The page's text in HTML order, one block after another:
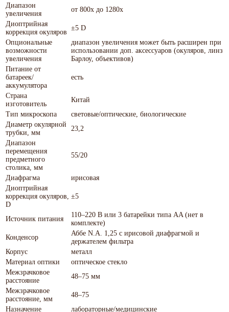
Диапазон
увеличения
от 800х до 1280х
Диоптрийная
коррекция окуляров
±5 D
Опциональные
возможности
увеличения
диапазон увеличения может быть расширен при
использовании доп. аксессуаров (окуляров, линз
Барлоу, объективов)
Питание от
батареек/
аккумулятора
есть
Страна
изготовитель
Китай
Тип микроскопа
световые/оптические, биологические
Диаметр окулярной
трубки, мм
23,2
Диапазон
перемещения
предметного
столика, мм
55/20
Диафрагма
ирисовая
Диоптрийная
коррекция окуляров,
D
±5
Источник питания
110–220 В или 3 батарейки типа AA (нет в
комплекте)
Конденсор
Аббе N.A. 1,25 с ирисовой диафрагмой и
держателем фильтра
Корпус
металл
Материал оптики
оптическое стекло
Межзрачковое
расстояние
48–75 мм
Межзрачковое
расстояние, мм
48–75
Назначение
лабораторные/медицинские